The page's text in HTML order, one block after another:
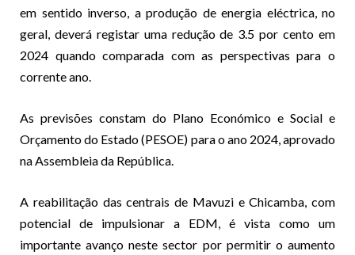
em sentido inverso, a produção de energia eléctrica, no
geral, deverá registar uma redução de 3.5 por cento em
2024 quando comparada com as perspectivas para o
corrente ano.
As previsões constam do Plano Económico e Social e
Orçamento do Estado (PESOE) para o ano 2024, aprovado
na Assembleia da República.
A reabilitação das centrais de Mavuzi e Chicamba, com
potencial de impulsionar a EDM, é vista como um
importante avanço neste sector por permitir o aumento